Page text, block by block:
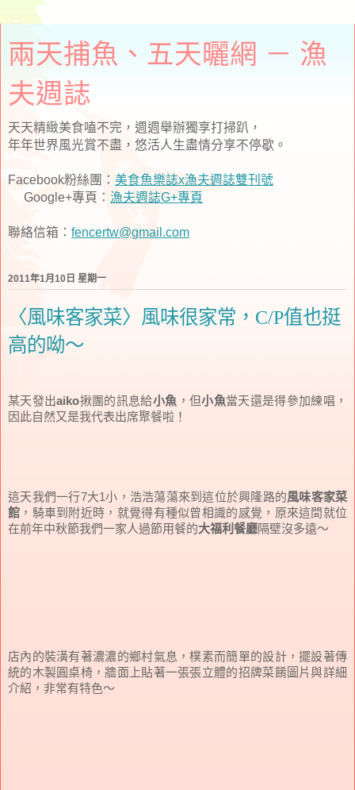
兩天捕魚、五天曬網 － 漁
夫週誌
天天精緻美食嗑不完，週週舉辦獨享打掃趴，
年年世界風光賞不盡，悠活人生盡情分享不停歇。
Facebook粉絲團： 美食魚樂誌x漁夫週誌雙刊號
Google+專頁： 漁夫週誌G+專頁
聯絡信箱： fencertw@gmail.com
2011年1月10日 星期一
〈風味客家菜〉風味很家常，C/P值也挺
高的呦～
某天發出aiko揪團的訊息給小魚 ，但小魚當天還是得參加練唱，
因此自然又是我代表出席聚餐啦！
這天我們一行7大1小，浩浩蕩蕩來到這位於興隆路的風味客家菜
館 ，騎車到附近時，就覺得有種似曾相識的感覺，原來這間就位
在前年中秋節我們一家人過節用餐的大福利餐廳隔壁沒多遠～
店內的裝潢有著濃濃的鄉村氣息，樸素而簡單的設計，擺設著傳
統的木製圓桌椅，牆面上貼著一張張立體的招牌菜餚圖片與詳細
介紹，非常有特色～